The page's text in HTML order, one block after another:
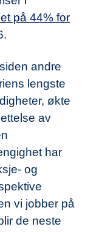
på 44% for
andre
lengste
økte
av
har
og
vi jobber på
de neste